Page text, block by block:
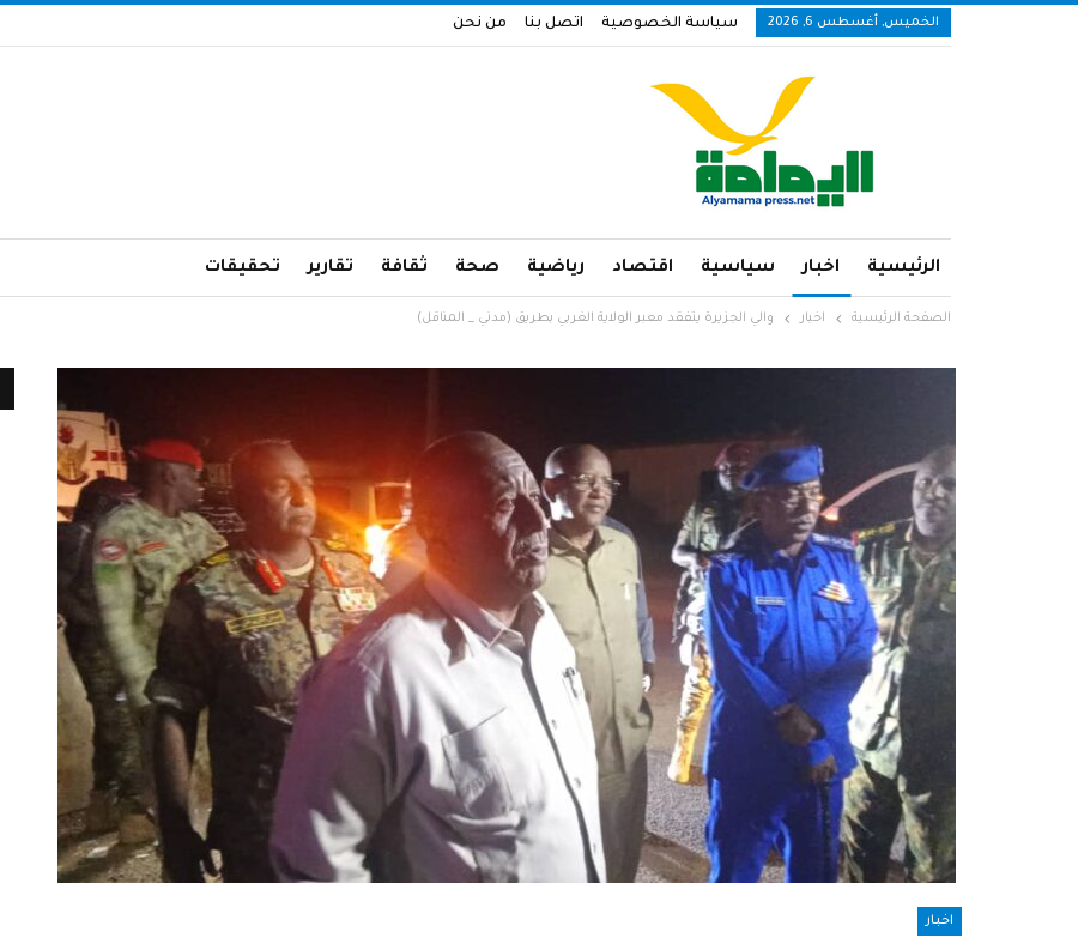
الخميس, أغسطس 6, 2026 سياسة الخصوصية اتصل بنا من نحن
الرئيسية اخبار سياسية اقتصاد رياضية صحة ثقافة تقارير تحقيقات
الصفحة الرئيسية اخبار والي الجزيرة يتفقد معبر الولاية الغربي بطريق (مدني _ المناقل)
اخبار